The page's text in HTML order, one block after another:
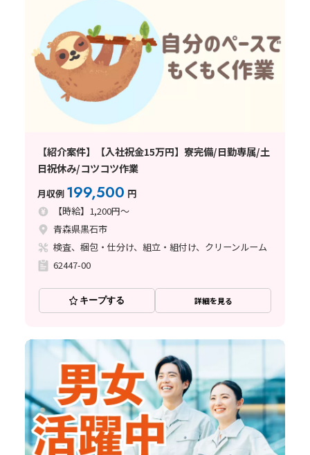
【紹介案件】【入社祝金15万円】寮完備/日勤専属/土
日祝休み/コツコツ作業
月収例 199,500 円
【時給】1,200円～
青森県黒石市
検査、梱包・仕分け、組立・組付け、クリーンルーム
62447-00
キープする 詳細を見る